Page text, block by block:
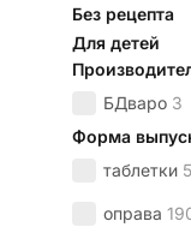
Без рецепта
Для детей
БДваро 3
Форма
таблетки
оправа